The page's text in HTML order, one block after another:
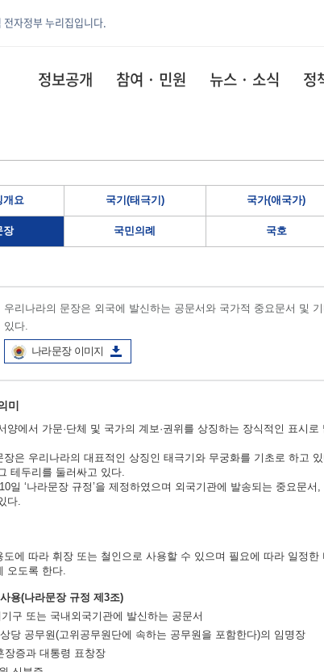
자정부 누리집입니다.
정보공개 참여 · 민원 뉴스 · 소식 정
개요 국기(태극기) 국가(애국가)
장 국민의례 국호
우리나라의 문장은 외국에 발신하는 공문서와 국가적 중요문서 및
있다.
나라문장 이미지
미
양에서 가문·단체 및 국가의 계보·권위를 상징하는 장식적인 표시
장은 우리나라의 대표적인 상징인 태극기와 무궁화를 기초로 하고
테두리를 둘러싸고 있다.
일 ‘나라문장 규정’을 제정하였으며 외국기관에 발송되는 중요문
다.
도에 따라 휘장 또는 철인으로 사용할 수 있으며 필요에 따라 일정
오도록 한다.
용(나라문장 규정 제3조)
기구 또는 국내외국기관에 발신하는 공문서
당 공무원(고위공무원단에 속하는 공무원을 포함한다)의 임명장
장증과 대통령 표창장